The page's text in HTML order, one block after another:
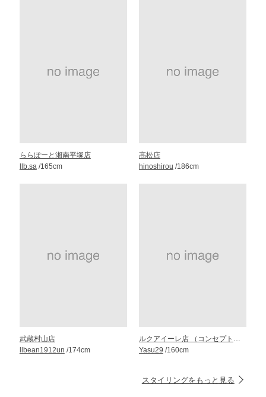
ららぽーと湘南平塚店
llb.sa /165cm
高松店
hinoshirou /186cm
武蔵村山店
llbean1912un /174cm
ルクアイーレ店 （コンセプト・ストア）
Yasu29 /160cm
スタイリングをもっと見る